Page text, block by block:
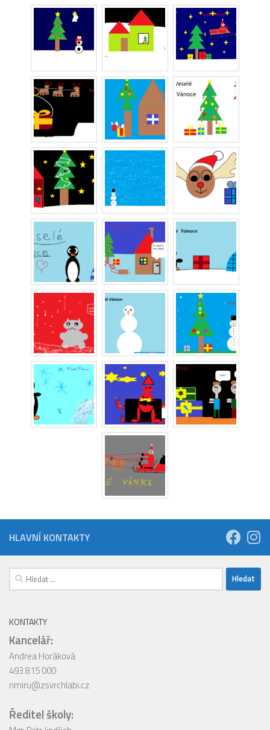
HLAVNÍ KONTAKTY
Vyhledávání
KONTAKTY
Kancelář:
Andrea Horáková
493 815 000
nmiru@zsvrchlabi.cz
Ředitel školy: